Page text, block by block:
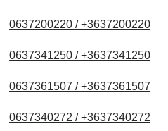
0637200220 / +3637200220
0637341250 / +3637341250
0637361507 / +3637361507
0637340272 / +3637340272